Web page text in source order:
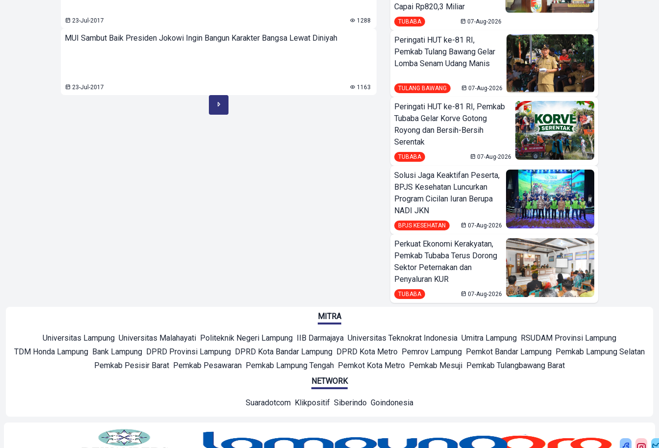
23-Jul-2017 1288
MUI Sambut Baik Presiden Jokowi Ingin Bangun Karakter Bangsa Lewat Diniyah
23-Jul-2017 1163
Capai Rp820,3 Miliar
TUBABA 07-Aug-2026
Peringati HUT ke-81 RI,
Pemkab Tulang Bawang Gelar
Lomba Senam Udang Manis
TULANG BAWANG 07-Aug-2026
Peringati HUT ke-81 RI, Pemkab
Tubaba Gelar Korve Gotong
Royong dan Bersih-Bersih
Serentak
TUBABA 07-Aug-2026
Solusi Jaga Keaktifan Peserta,
BPJS Kesehatan Luncurkan
Program Cicilan Iuran Berupa
NADI JKN
BPJS KESEHATAN 07-Aug-2026
Perkuat Ekonomi Kerakyatan,
Pemkab Tubaba Terus Dorong
Sektor Peternakan dan
Penyaluran KUR
TUBABA 07-Aug-2026
MITRA
Universitas Lampung Universitas Malahayati Politeknik Negeri Lampung IIB Darmajaya Universitas Teknokrat Indonesia Umitra Lampung RSUDAM Provinsi Lampung
TDM Honda Lampung Bank Lampung DPRD Provinsi Lampung DPRD Kota Bandar Lampung DPRD Kota Metro Pemrov Lampung Pemkot Bandar Lampung Pemkab Lampung Selatan
Pemkab Pesisir Barat Pemkab Pesawaran Pemkab Lampung Tengah Pemkot Kota Metro Pemkab Mesuji Pemkab Tulangbawang Barat
NETWORK
Suaradotcom Klikpositif Siberindo Goindonesia